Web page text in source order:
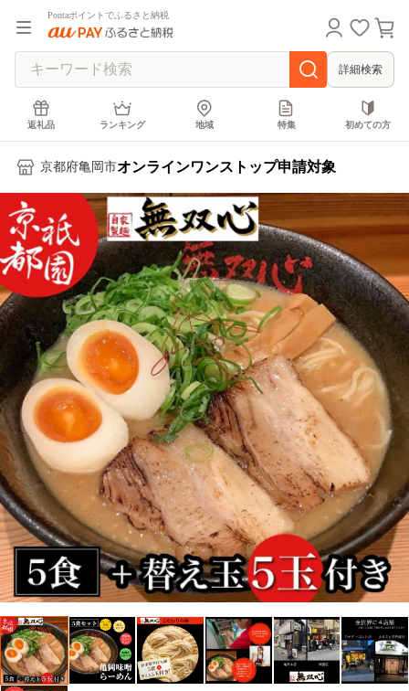
Pontaポイントでふるさと納税
詳細検索
返礼品 ランキング 地域 特集 初めての方
京都府亀岡市オンラインワンストップ申請対象